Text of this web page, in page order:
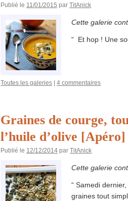
Publié le 11/01/2015 par TitAnick
Cette galerie
“ Et hop ! Une
Toutes les galeries 4 commentaires
Graines de courge,
l’huile d’olive [Apéro]
Publié le 12/12/2014 par TitAnick
Cette galerie
“ Samedi
graines tout